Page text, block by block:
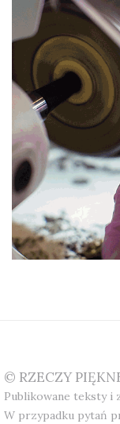
© RZECZY
Publikowane teksty i
W przypadku pytań